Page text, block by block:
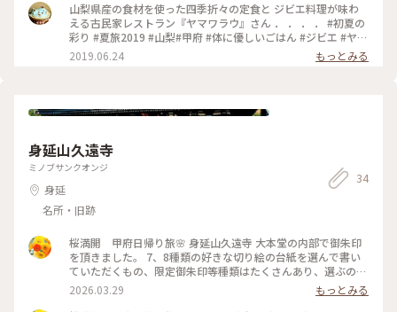
山梨県産の食材を使った四季折々の定食と ジビエ料理が味わ
える古民家レストラン『ヤマワラウ』さん ． ． ． ． #初夏の
彩り #夏旅2019 #山梨#甲府 #体に優しいごはん #ジビエ #ヤマ
ワラウ #寺崎コーヒー #コーヒー #ことりっぷ山梨
2019.06.24 もっとみる
身延山久遠寺
ミノブサンクオンジ
身延
名所・旧跡
34
桜満開 甲府日帰り旅🌸 身延山久遠寺 大本堂の内部で御朱印
を頂きました。 7、8種類の好きな切り絵の台紙を選んで書い
ていただくもの、限定御朱印等種類はたくさんあり、選ぶのに
迷いましたが、私は白の桜の切り絵にしました。 久遠寺の境
内から下を見下ろすとまるで吉野山のような景色が広がってい
2026.03.29
もっとみる